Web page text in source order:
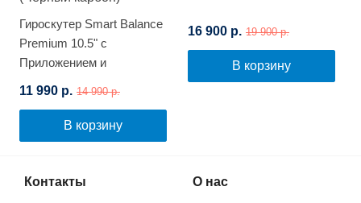
Гироскутер Smart Balance
Premium 10.5" с
Приложением и
(Черный карбон)
11 990 р. 14 990 р.
В корзину
16 900 р. 19 900 р.
В корзину
Контакты О нас